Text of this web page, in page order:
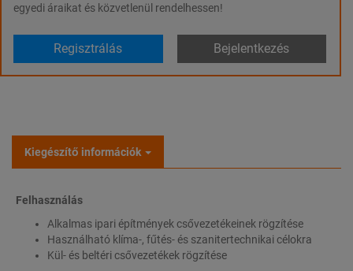
egyedi áraikat és közvetlenül rendelhessen!
Regisztrálás Bejelentkezés
Kiegészítő információk
Felhasználás
Alkalmas ipari építmények csővezetékeinek rögzítése
Használható klíma-, fűtés- és szanitertechnikai célokra
Kül- és beltéri csővezetékek rögzítése